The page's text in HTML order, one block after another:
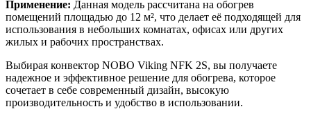
Применение: Данная модель рассчитана на обогрев
помещений площадью до 12 м², что делает её подходящей для
использования в небольших комнатах, офисах или других
жилых и рабочих пространствах.
Выбирая конвектор NOBO Viking NFK 2S, вы получаете
надежное и эффективное решение для обогрева, которое
сочетает в себе современный дизайн, высокую
производительность и удобство в использовании.